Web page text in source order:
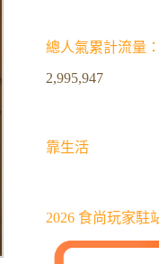
總人氣累計流量：
2,995,947
靠生活
2026 食尚玩家駐